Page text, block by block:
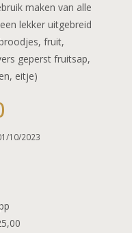
maken van alle
lekker uitgebreid
fruit,
geperst fruitsap,
eitje)
10/2023